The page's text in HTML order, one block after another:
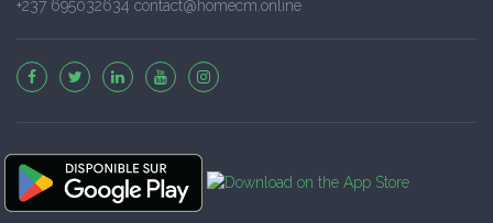
+237 695032634 contact@homecm.online